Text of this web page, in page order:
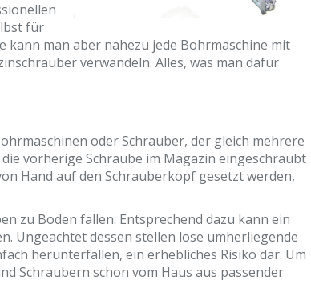
für
man aber nahezu jede Bohrmaschine mit
verwandeln. Alles, was man dafür
oder Schrauber, der gleich mehrere
vorherige Schraube im Magazin eingeschraubt
Hand auf den Schrauberkopf gesetzt werden,
zu Boden fallen. Entsprechend dazu kann ein
Ungeachtet dessen stellen lose umherliegende
herunterfallen, ein erhebliches Risiko dar. Um
Schraubern schon vom Haus aus passender